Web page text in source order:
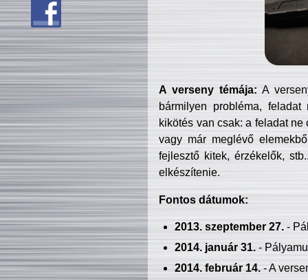
A verseny témája: A
bármilyen probléma, feladat
kikötés van csak: a feladat
vagy már meglévő
fejlesztő kitek, érzékelők,
elkészítenie.
Fontos dátumok:
2013. szeptember 27.-
2014. január 31.-
2014. február 14.- A